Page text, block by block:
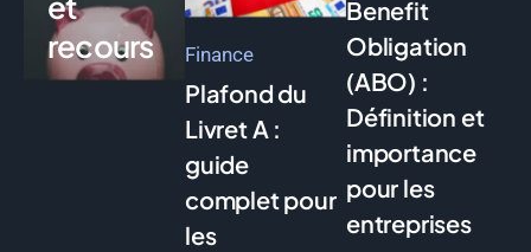
recours
Finance
Plafond du
Livret A :
guide
complet pour
les
Benefit
Obligation
(ABO) :
Définition et
importance
pour les
entreprises